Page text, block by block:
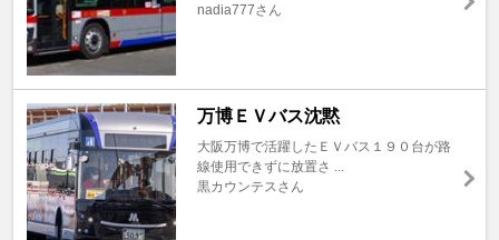
nadia777さん
万博ＥＶバス沈黙
大阪万博で活躍したＥＶバス１９０台が路
線使用できずに放置さ ...
黒カウンテスさん